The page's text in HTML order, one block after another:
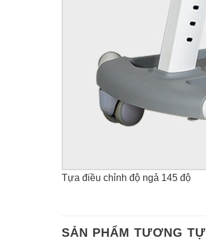
Tựa điều chỉnh độ ngả 145 độ
SẢN PHẨM TƯƠNG TỰ